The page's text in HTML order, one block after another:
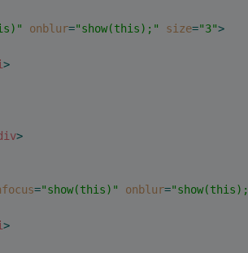
onblur="show(this);" size="3">
>
>
="show(this)" onblur=
>